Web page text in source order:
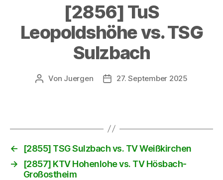
[2856] TuS
Leopoldshöhe vs. TSG
Sulzbach
Beitragsautor
Von Juergen Beitragsdatum
27. September 2025
←
[2855] TSG Sulzbach vs. TV Weißkirchen
→
[2857] KTV Hohenlohe vs. TV Hösbach-
Großostheim